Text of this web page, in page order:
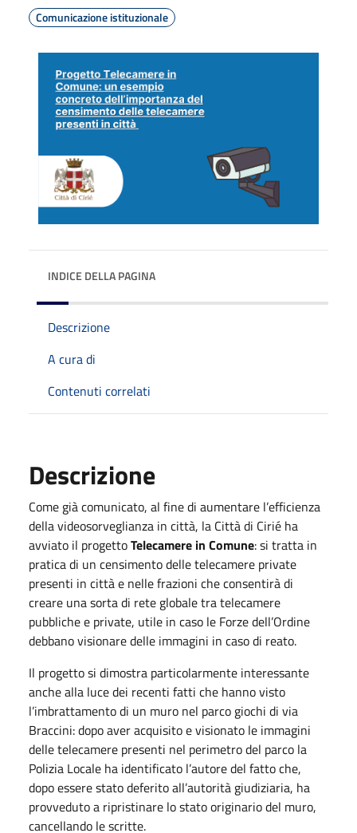
Comunicazione istituzionale
INDICE DELLA PAGINA
Descrizione
A cura di
Contenuti correlati
Descrizione
Come già comunicato, al fine di aumentare l’efficienza
della videosorveglianza in città, la Città di Cirié ha
avviato il progettoTelecamere in Comune: si tratta in
pratica di un censimento delle telecamere private
presenti in città e nelle frazioni che consentirà di
creare una sorta di rete globale tra telecamere
pubbliche e private, utile in caso le Forze dell’Ordine
debbano visionare delle immagini in caso di reato.
Il progetto si dimostra particolarmente interessante
anche alla luce dei recenti fatti che hanno visto
l’imbrattamento di un muro nel parco giochi di via
Braccini: dopo aver acquisito e visionato le immagini
delle telecamere presenti nel perimetro del parco la
Polizia Locale ha identificato l’autore del fatto che,
dopo essere stato deferito all’autorità giudiziaria, ha
provveduto a ripristinare lo stato originario del muro,
cancellando le scritte.